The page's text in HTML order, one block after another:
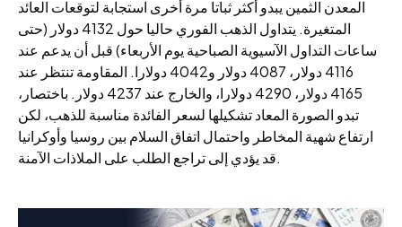
المعدن الثمين يبدو أكثر ثباتا مرة أخرى استجابة لتوقعات العائد
المتغيرة. يتداول الذهب الفوري حاليا حول 4132 دولار (حتى
ساعات التداول الآسيوية الصباحية يوم الأربعاء) قبل أن يدعم عند
4116 دولار، 4087 دولار و4042 دولارا. المقاومة تنتظر عند
4165 دولار، 4290 دولارا، والخارج عند 4237 دولار. باختصار،
تبدو الصورة المعاد تشكيلها لسعر الفائدة مناسبة للذهب، لكن
ارتفاع شهية المخاطر واحتمال اتفاق السلام بين روسيا وأوكرانيا
قد يؤدي إلى تراجع الطلب على الملاذات الآمنة.